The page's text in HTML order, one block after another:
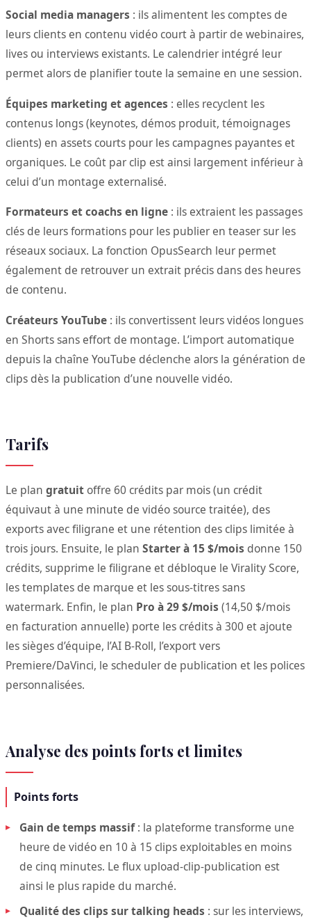
Social media managers : ils alimentent les comptes de
leurs clients en contenu vidéo court à partir de webinaires,
lives ou interviews existants. Le calendrier intégré leur
permet alors de planifier toute la semaine en une session.
Équipes marketing et agences : elles recyclent les
contenus longs (keynotes, démos produit, témoignages
clients) en assets courts pour les campagnes payantes et
organiques. Le coût par clip est ainsi largement inférieur à
celui d’un montage externalisé.
Formateurs et coachs en ligne : ils extraient les passages
clés de leurs formations pour les publier en teaser sur les
réseaux sociaux. La fonction OpusSearch leur permet
également de retrouver un extrait précis dans des heures
de contenu.
Créateurs YouTube : ils convertissent leurs vidéos longues
en Shorts sans effort de montage. L’import automatique
depuis la chaîne YouTube déclenche alors la génération de
clips dès la publication d’une nouvelle vidéo.
Tarifs
Le plan gratuit offre 60 crédits par mois (un crédit
équivaut à une minute de vidéo source traitée), des
exports avec filigrane et une rétention des clips limitée à
trois jours. Ensuite, le plan Starter à 15 $/mois donne 150
crédits, supprime le filigrane et débloque le Virality Score,
les templates de marque et les sous-titres sans
watermark. Enfin, le plan Pro à 29 $/mois (14,50 $/mois
en facturation annuelle) porte les crédits à 300 et ajoute
les sièges d’équipe, l’AI B-Roll, l’export vers
Premiere/DaVinci, le scheduler de publication et les polices
personnalisées.
Analyse des points forts et limites
Points forts
Gain de temps massif: la plateforme transforme une
heure de vidéo en 10 à 15 clips exploitables en moins
de cinq minutes. Le flux upload-clip-publication est
ainsi le plus rapide du marché.
Qualité des clips sur talking heads : sur les interviews,